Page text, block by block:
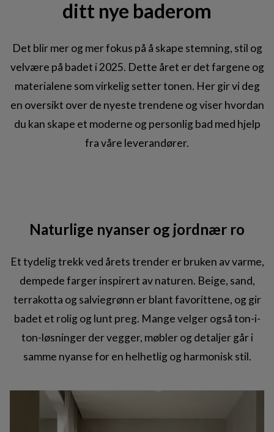
ditt nye baderom
Det blir mer og mer fokus på å skape stemning, stil og
velvære på badet i 2025. Dette året er det fargene og
materialene som virkelig setter tonen. Her gir vi deg
en oversikt over de nyeste trendene og viser hvordan
du kan skape et moderne og personlig bad med hjelp
fra våre leverandører.
Naturlige nyanser og jordnær ro
Et tydelig trekk ved årets trender er bruken av varme,
dempede farger inspirert av naturen. Beige, sand,
terrakotta og salviegrønn er blant favorittene, og gir
badet et rolig og lunt preg. Mange velger også ton-i-
ton-løsninger der vegger, møbler og detaljer går i
samme nyanse for en helhetlig og harmonisk stil.